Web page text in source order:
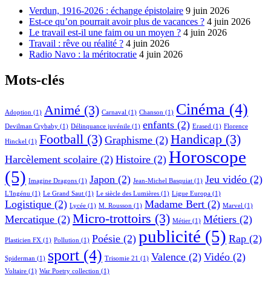
Verdun, 1916-2026 : échange épistolaire 9 juin 2026
Est-ce qu’on pourrait avoir plus de vacances ? 4 juin 2026
Le travail est-il une faim ou un moyen ? 4 juin 2026
Travail : rêve ou réalité ? 4 juin 2026
Radio Navo : la méritocratie 4 juin 2026
Mots-clés
Adoption (1) Animé (3) Carnaval (1) Chanson (1) Cinéma (4)
Devilman Crybaby (1) Délinquance juvénile (1) enfants (2) Erased (1) Florence
Hinckel (1) Football (3) Graphisme (2) Handicap (3)
Harcèlement scolaire (2) Histoire (2) Horoscope
(5) Imagine Dragons (1) Japon (2) Jean-Michel Basquiat (1) Jeu vidéo (2)
L'Ingénu (1) Le Grand Saut (1) Le siècle des Lumières (1) Ligue Europa (1)
Logistique (2) Lycée (1) M. Rousson (1) Madame Bert (2) Marvel (1)
Mercatique (2) Micro-trottoirs (3) Métier (1) Métiers (2)
Plasticien FX (1) Pollution (1) Poésie (2) publicité (5) Rap (2)
Spiderman (1) sport (4) Trisomie 21 (1) Valence (2) Vidéo (2)
Voltaire (1) War Poetry collection (1)